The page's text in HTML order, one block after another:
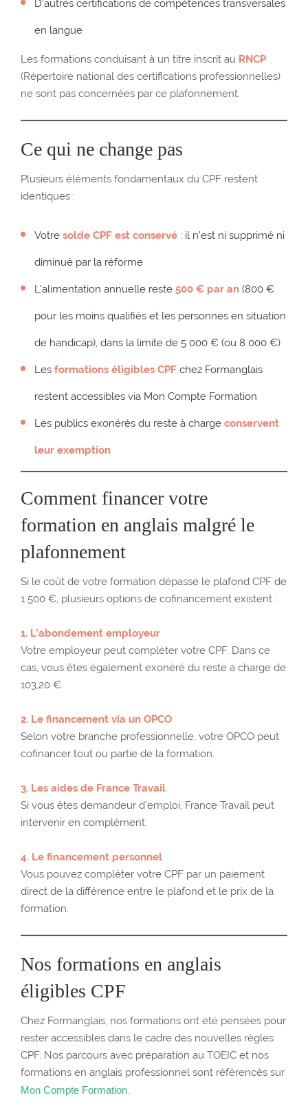
D’autres certifications de compétences transversales
en langue
Les formations conduisant à un titre inscrit au RNCP
(Répertoire national des certifications professionnelles)
ne sont pas concernées par ce plafonnement.
Ce qui ne change pas
Plusieurs éléments fondamentaux du CPF restent
identiques :
Votre solde CPF est conservé : il n’est ni supprimé ni
diminué par la réforme
L’alimentation annuelle reste 500 € par an (800 €
pour les moins qualifiés et les personnes en situation
de handicap), dans la limite de 5 000 € (ou 8 000 €)
Les formations éligibles CPF chez Formanglais
restent accessibles via Mon Compte Formation
Les publics exonérés du reste à charge conservent
leur exemption
Comment financer votre
formation en anglais malgré le
plafonnement
Si le coût de votre formation dépasse le plafond CPF de
1 500 €, plusieurs options de cofinancement existent :
1. L’abondement employeur
Votre employeur peut compléter votre CPF. Dans ce
cas, vous êtes également exonéré du reste à charge de
103,20 €.
2. Le financement via un OPCO
Selon votre branche professionnelle, votre OPCO peut
cofinancer tout ou partie de la formation.
3. Les aides de France Travail
Si vous êtes demandeur d’emploi, France Travail peut
intervenir en complément.
4. Le financement personnel
Vous pouvez compléter votre CPF par un paiement
direct de la différence entre le plafond et le prix de la
formation.
Nos formations en anglais
éligibles CPF
Chez Formanglais, nos formations ont été pensées pour
rester accessibles dans le cadre des nouvelles règles
CPF. Nos parcours avec préparation au TOEIC et nos
formations en anglais professionnel sont référencés sur
Mon Compte Formation.